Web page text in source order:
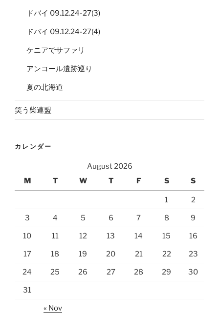
ドバイ 09.12.24-27(3)
ドバイ 09.12.24-27(4)
ケニアでサファリ
アンコール遺跡巡り
夏の北海道
笑う柴連盟
カレンダー
August 2026
M
T W T F S S
1 2
3 4 5 6 7 8 9
10 11 12 13 14 15 16
17 18 19 20 21 22 23
24 25 26 27 28 29 30
31
« Nov